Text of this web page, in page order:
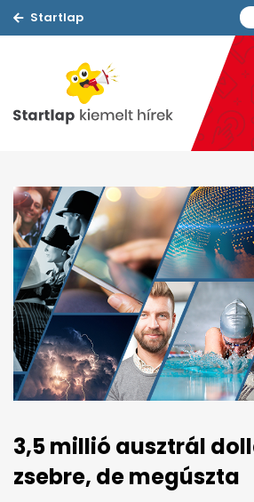
Startlap
3,5 millió ausztrál
zsebre, de megúszta